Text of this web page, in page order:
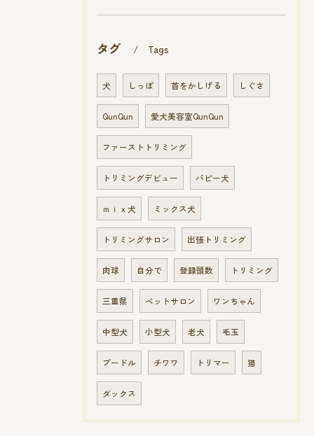
タグ Tags
犬 しっぽ 首をかしげる しぐさ
QunQun 愛犬美容室QunQun
ファーストトリミング
トリミングデビュー パピー犬
ｍｉｘ犬 ミックス犬
トリミングサロン 出張トリミング
肉球 自分で 登録頭数 トリミング
三重県 ペットサロン ワンちゃん
中型犬 小型犬 老犬 毛玉
プードル チワワ トリマー 猫
ダックス